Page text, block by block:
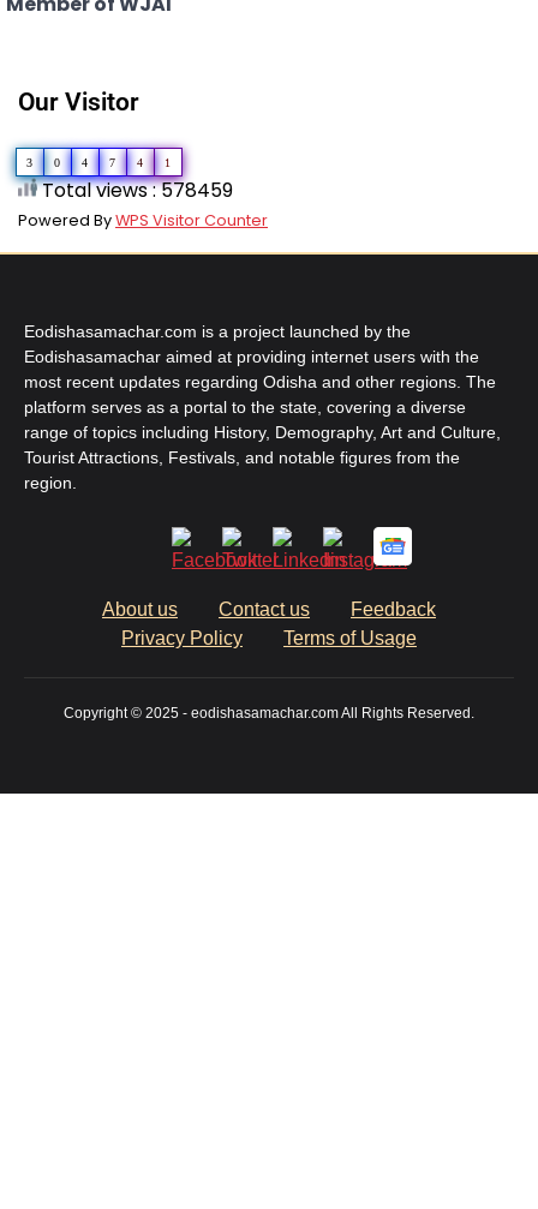
Our Visitor
3 0 4 7 4 1
Total views : 578459
Powered ByWPS Visitor Counter
Eodishasamachar.com is a project launched by the
Eodishasamachar aimed at providing internet users with the
most recent updates regarding Odisha and other regions. The
platform serves as a portal to the state, covering a diverse
range of topics including History, Demography, Art and Culture,
Tourist Attractions, Festivals, and notable figures from the
region.
About us Contact us
Feedback
Privacy Policy
Terms of Usage
Copyright © 2025 - eodishasamachar.com All Rights Reserved.